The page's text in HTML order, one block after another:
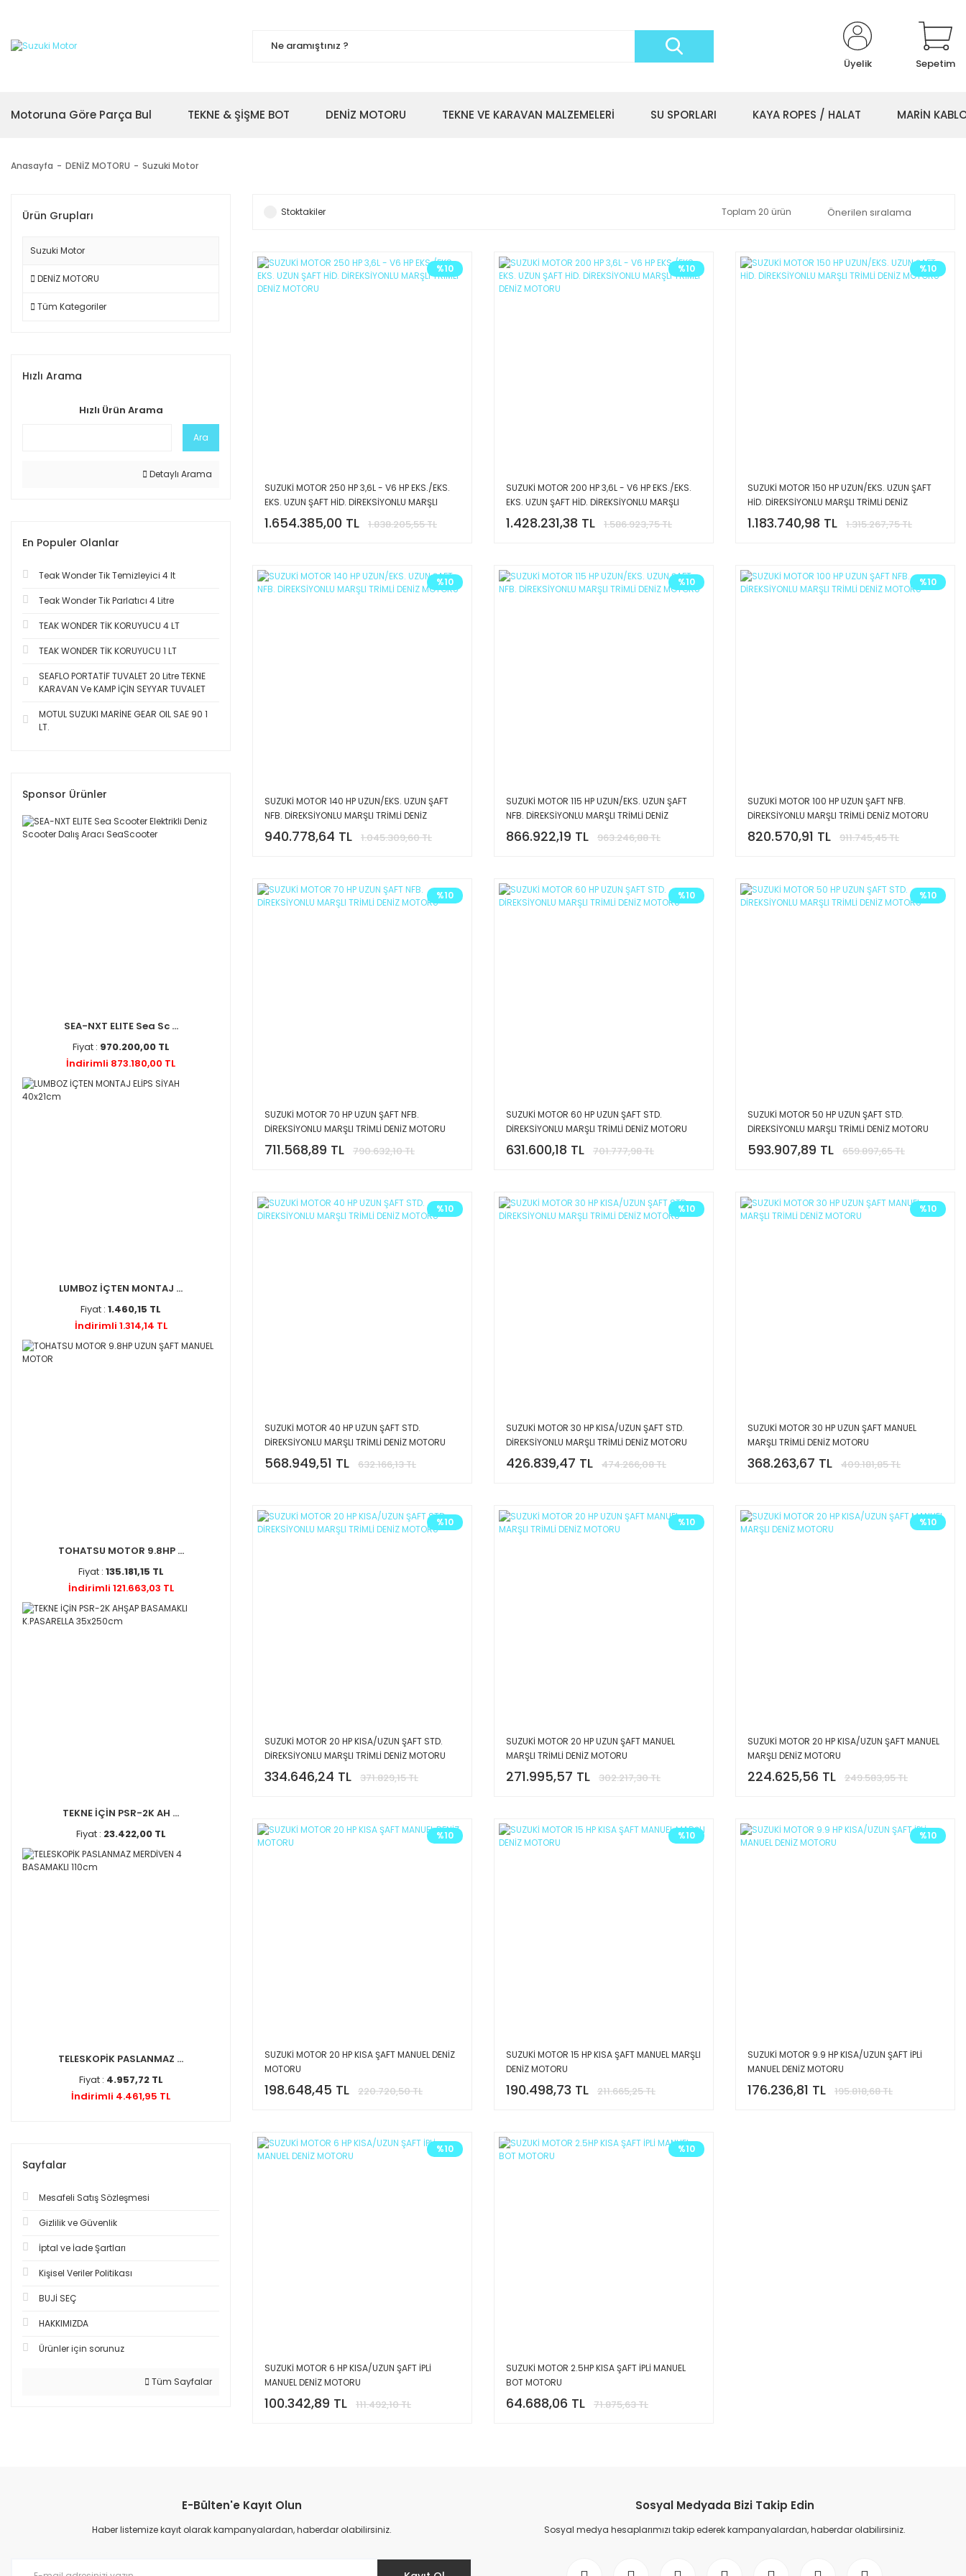
Üyelik Sepetim
Motoruna Göre Parça Bul TEKNE & ŞİŞME BOT DENİZ MOTORU TEKNE VE KARAVAN MALZEMELERİ SU SPORLARI KAYA ROPES / HALAT MARİN
Anasayfa DENİZ MOTORU Suzuki Motor
Ürün Grupları
Suzuki Motor
DENİZ MOTORU
Tüm Kategoriler
Hızlı Arama
Hızlı Ürün Arama
Ara
Detaylı Arama
En Populer Olanlar
Teak Wonder Tik Temizleyici 4 lt
Teak Wonder Tik Parlatıcı 4 Litre
TEAK WONDER TİK KORUYUCU 4 LT
TEAK WONDER TİK KORUYUCU 1 LT
SEAFLO PORTATİF TUVALET 20 Litre TEKNE
KARAVAN Ve KAMP İÇİN SEYYAR TUVALET
MOTUL SUZUKI MARİNE GEAR OIL SAE 90 1
LT.
Sponsor Ürünler
SEA-NXT ELITE Sea Sc ...
Fiyat : 970.200,00 TL
İndirimli 873.180,00 TL
LUMBOZ İÇTEN MONTAJ ...
Fiyat : 1.460,15 TL
İndirimli 1.314,14 TL
TOHATSU MOTOR 9.8HP ...
Fiyat : 135.181,15 TL
İndirimli 121.663,03 TL
TEKNE İÇİN PSR-2K AH ...
Fiyat : 23.422,00 TL
TELESKOPİK PASLANMAZ ...
Fiyat : 4.957,72 TL
İndirimli 4.461,95 TL
Sayfalar
Mesafeli Satış Sözleşmesi
Gizlilik ve Güvenlik
İptal ve İade Şartları
Kişisel Veriler Politikası
BUJİ SEÇ
HAKKIMIZDA
Ürünler için sorunuz
Tüm Sayfalar
Stoktakiler Toplam 20 ürün
%10
SUZUKİ MOTOR 250 HP 3,6L - V6 HP EKS./EKS.
EKS. UZUN ŞAFT HİD. DİREKSİYONLU MARŞLI
TRİMLİ DENİZ MOTORU
1.654.385,00 TL 1.838.205,55 TL
%10
SUZUKİ MOTOR 200 HP 3,6L - V6 HP EKS./EKS.
EKS. UZUN ŞAFT HİD. DİREKSİYONLU MARŞLI
TRİMLİ DENİZ MOTORU
1.428.231,38 TL 1.586.923,75 TL
%10
SUZUKİ MOTOR 150 HP UZUN/EKS. UZUN ŞAFT
HİD. DİREKSİYONLU MARŞLI TRİMLİ DENİZ
MOTORU
1.183.740,98 TL 1.315.267,75 TL
%10
SUZUKİ MOTOR 140 HP UZUN/EKS. UZUN ŞAFT
NFB. DİREKSİYONLU MARŞLI TRİMLİ DENİZ
MOTORU
940.778,64 TL 1.045.309,60 TL
%10
SUZUKİ MOTOR 115 HP UZUN/EKS. UZUN ŞAFT
NFB. DİREKSİYONLU MARŞLI TRİMLİ DENİZ
MOTORU
866.922,19 TL 963.246,88 TL
%10
SUZUKİ MOTOR 100 HP UZUN ŞAFT NFB.
DİREKSİYONLU MARŞLI TRİMLİ DENİZ MOTORU
820.570,91 TL 911.745,45 TL
%10
SUZUKİ MOTOR 70 HP UZUN ŞAFT NFB.
DİREKSİYONLU MARŞLI TRİMLİ DENİZ MOTORU
711.568,89 TL 790.632,10 TL
%10
SUZUKİ MOTOR 60 HP UZUN ŞAFT STD.
DİREKSİYONLU MARŞLI TRİMLİ DENİZ MOTORU
631.600,18 TL 701.777,98 TL
%10
SUZUKİ MOTOR 50 HP UZUN ŞAFT STD.
DİREKSİYONLU MARŞLI TRİMLİ DENİZ MOTORU
593.907,89 TL 659.897,65 TL
%10
SUZUKİ MOTOR 40 HP UZUN ŞAFT STD.
DİREKSİYONLU MARŞLI TRİMLİ DENİZ MOTORU
568.949,51 TL 632.166,13 TL
%10
SUZUKİ MOTOR 30 HP KISA/UZUN ŞAFT STD.
DİREKSİYONLU MARŞLI TRİMLİ DENİZ MOTORU
426.839,47 TL 474.266,08 TL
%10
SUZUKİ MOTOR 30 HP UZUN ŞAFT MANUEL
MARŞLI TRİMLİ DENİZ MOTORU
368.263,67 TL 409.181,85 TL
%10
SUZUKİ MOTOR 20 HP KISA/UZUN ŞAFT STD.
DİREKSİYONLU MARŞLI TRİMLİ DENİZ MOTORU
334.646,24 TL 371.829,15 TL
%10
SUZUKİ MOTOR 20 HP UZUN ŞAFT MANUEL
MARŞLI TRİMLİ DENİZ MOTORU
271.995,57 TL 302.217,30 TL
%10
SUZUKİ MOTOR 20 HP KISA/UZUN ŞAFT MANUEL
MARŞLI DENİZ MOTORU
224.625,56 TL 249.583,95 TL
%10
SUZUKİ MOTOR 20 HP KISA ŞAFT MANUEL DENİZ
MOTORU
198.648,45 TL 220.720,50 TL
%10
SUZUKİ MOTOR 15 HP KISA ŞAFT MANUEL MARŞLI
DENİZ MOTORU
190.498,73 TL 211.665,25 TL
%10
SUZUKİ MOTOR 9.9 HP KISA/UZUN ŞAFT İPLİ
MANUEL DENİZ MOTORU
176.236,81 TL 195.818,68 TL
%10
SUZUKİ MOTOR 6 HP KISA/UZUN ŞAFT İPLİ
MANUEL DENİZ MOTORU
100.342,89 TL 111.492,10 TL
%10
SUZUKİ MOTOR 2.5HP KISA ŞAFT İPLİ MANUEL
BOT MOTORU
64.688,06 TL 71.875,63 TL
E-Bülten'e Kayıt Olun
Haber listemize kayıt olarak kampanyalardan, haberdar olabilirsiniz.
Sosyal Medyada Bizi Takip Edin
Sosyal medya hesaplarımızı takip ederek kampanyalardan, haberdar olabilirsiniz.